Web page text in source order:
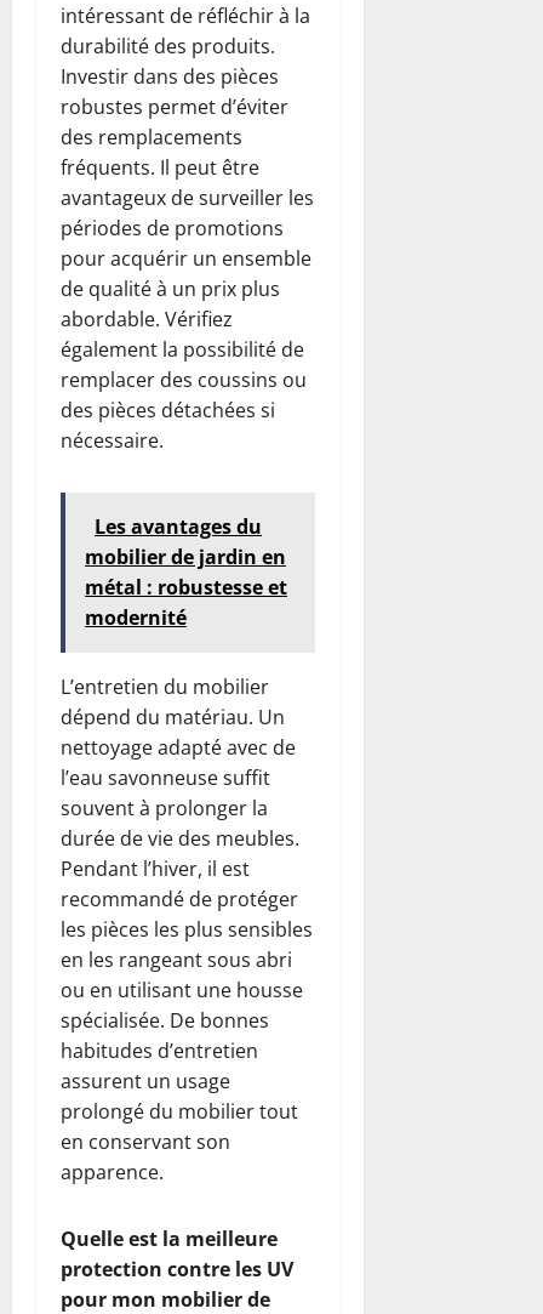
intéressant de réfléchir à la
durabilité des produits.
Investir dans des pièces
robustes permet d’éviter
des remplacements
fréquents. Il peut être
avantageux de surveiller les
périodes de promotions
pour acquérir un ensemble
de qualité à un prix plus
abordable. Vérifiez
également la possibilité de
remplacer des coussins ou
des pièces détachées si
nécessaire.
Les avantages du
mobilier de jardin en
métal : robustesse et
modernité
L’entretien du mobilier
dépend du matériau. Un
nettoyage adapté avec de
l’eau savonneuse suffit
souvent à prolonger la
durée de vie des meubles.
Pendant l’hiver, il est
recommandé de protéger
les pièces les plus sensibles
en les rangeant sous abri
ou en utilisant une housse
spécialisée. De bonnes
habitudes d’entretien
assurent un usage
prolongé du mobilier tout
en conservant son
apparence.
Quelle est la meilleure
protection contre les UV
pour mon mobilier de